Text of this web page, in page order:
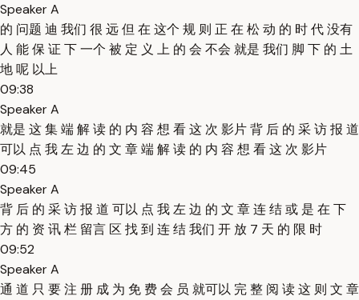
Speaker A
的 问题 迪 我们 很 远 但 在 这个 规 则 正 在 松 动 的 时 代 没有
人 能 保 证 下 一个 被 定 义 上 的 会 不会 就是 我们 脚 下 的 土
地 呢 以上
09:38
Speaker A
就是 这 集 端 解 读 的 内 容 想 看 这 次 影片 背 后 的 采 访 报 道
可以 点 我 左 边 的 文 章 端 解 读 的 内 容 想 看 这 次 影片
09:45
Speaker A
背 后 的 采 访 报 道 可以 点 我 左 边 的 文 章 连 结 或 是 在 下
方 的 资 讯 栏 留言 区 找 到 连 结 我们 开 放 7 天 的 限 时
09:52
Speaker A
通 道 只 要 注 册 成 为 免 费 会 员 就可以 完 整 阅 读 这 则 文 章